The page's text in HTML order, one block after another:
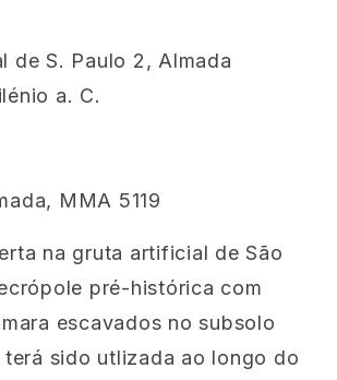
de S. Paulo 2, Almada
a. C.
MMA 5119
na gruta artificial de São
pré-histórica com
escavados no subsolo
sido utlizada ao longo do